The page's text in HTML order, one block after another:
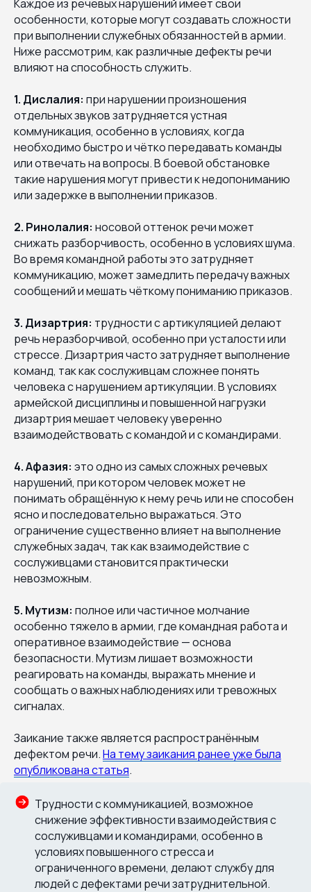
Каждое из речевых нарушений имеет свои
особенности, которые могут создавать сложности
при выполнении служебных обязанностей в армии.
Ниже рассмотрим, как различные дефекты речи
влияют на способность служить.
1. Дислалия: при нарушении произношения
отдельных звуков затрудняется устная
коммуникация, особенно в условиях, когда
необходимо быстро и чётко передавать команды
или отвечать на вопросы. В боевой обстановке
такие нарушения могут привести к недопониманию
или задержке в выполнении приказов.
2. Ринолалия: носовой оттенок речи может
снижать разборчивость, особенно в условиях шума.
Во время командной работы это затрудняет
коммуникацию, может замедлить передачу важных
сообщений и мешать чёткому пониманию приказов.
3. Дизартрия: трудности с артикуляцией делают
речь неразборчивой, особенно при усталости или
стрессе. Дизартрия часто затрудняет выполнение
команд, так как сослуживцам сложнее понять
человека с нарушением артикуляции. В условиях
армейской дисциплины и повышенной нагрузки
дизартрия мешает человеку уверенно
взаимодействовать с командой и с командирами.
4. Афазия: это одно из самых сложных речевых
нарушений, при котором человек может не
понимать обращённую к нему речь или не способен
ясно и последовательно выражаться. Это
ограничение существенно влияет на выполнение
служебных задач, так как взаимодействие с
сослуживцами становится практически
невозможным.
5. Мутизм: полное или частичное молчание
особенно тяжело в армии, где командная работа и
оперативное взаимодействие — основа
безопасности. Мутизм лишает возможности
реагировать на команды, выражать мнение и
сообщать о важных наблюдениях или тревожных
сигналах.
Заикание также является распространённым
дефектом речи.На тему заикания ранее уже была
опубликована статья.
Трудности с коммуникацией, возможное
снижение эффективности взаимодействия с
сослуживцами и командирами, особенно в
условиях повышенного стресса и
ограниченного времени, делают службу для
людей с дефектами речи затруднительной.